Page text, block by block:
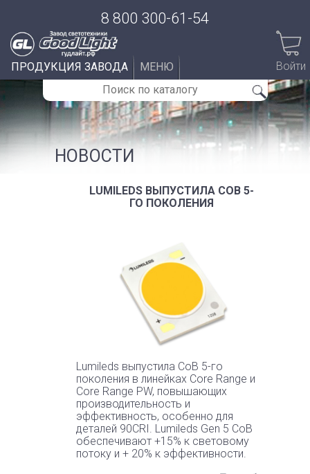
8 800 300-61-54
ПРОДУКЦИЯ ЗАВОДА МЕНЮ Войти
НОВОСТИ
LUMILEDS ВЫПУСТИЛА COB 5-
ГО ПОКОЛЕНИЯ
Lumileds выпустила CoB 5-го
поколения в линейках Core Range и
Core Range PW, повышающих
производительность и
эффективность, особенно для
деталей 90CRI. Lumileds Gen 5 CoB
обеспечивают +15% к световому
потоку и + 20% к эффективности.